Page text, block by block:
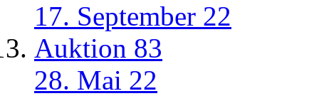
17. September 22
Auktion 83
28. Mai 22